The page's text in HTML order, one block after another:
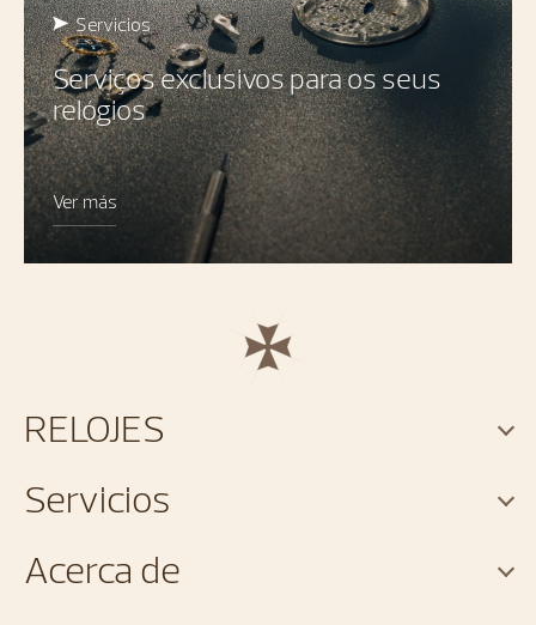
Servicios
Serviços exclusivos para os seus
relógios
Ver más
RELOJES
Servicios
Acerca de